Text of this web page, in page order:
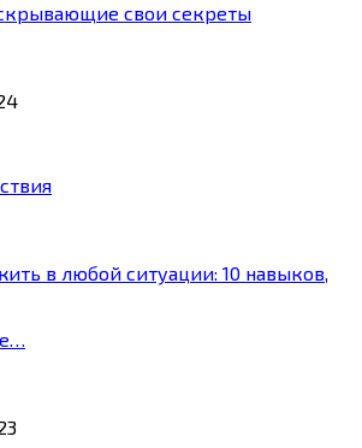
свои секреты
в любой ситуации: 10 навыков,